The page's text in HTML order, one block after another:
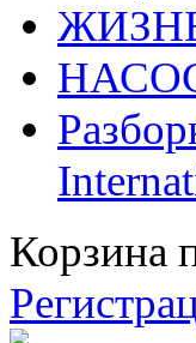
ЖИЗНЬ
НАСОС
Корзина